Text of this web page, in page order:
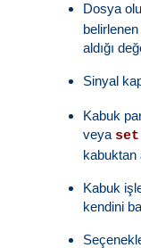
Dosya
aldığı
Sinyal
Kabuk
veya set
kabuktan
Kabuk
kendini